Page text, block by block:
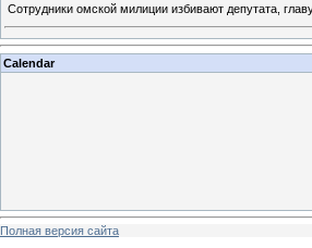
Сотрудники омской милиции избивают депутата,
Calendar
Полная версия сайта